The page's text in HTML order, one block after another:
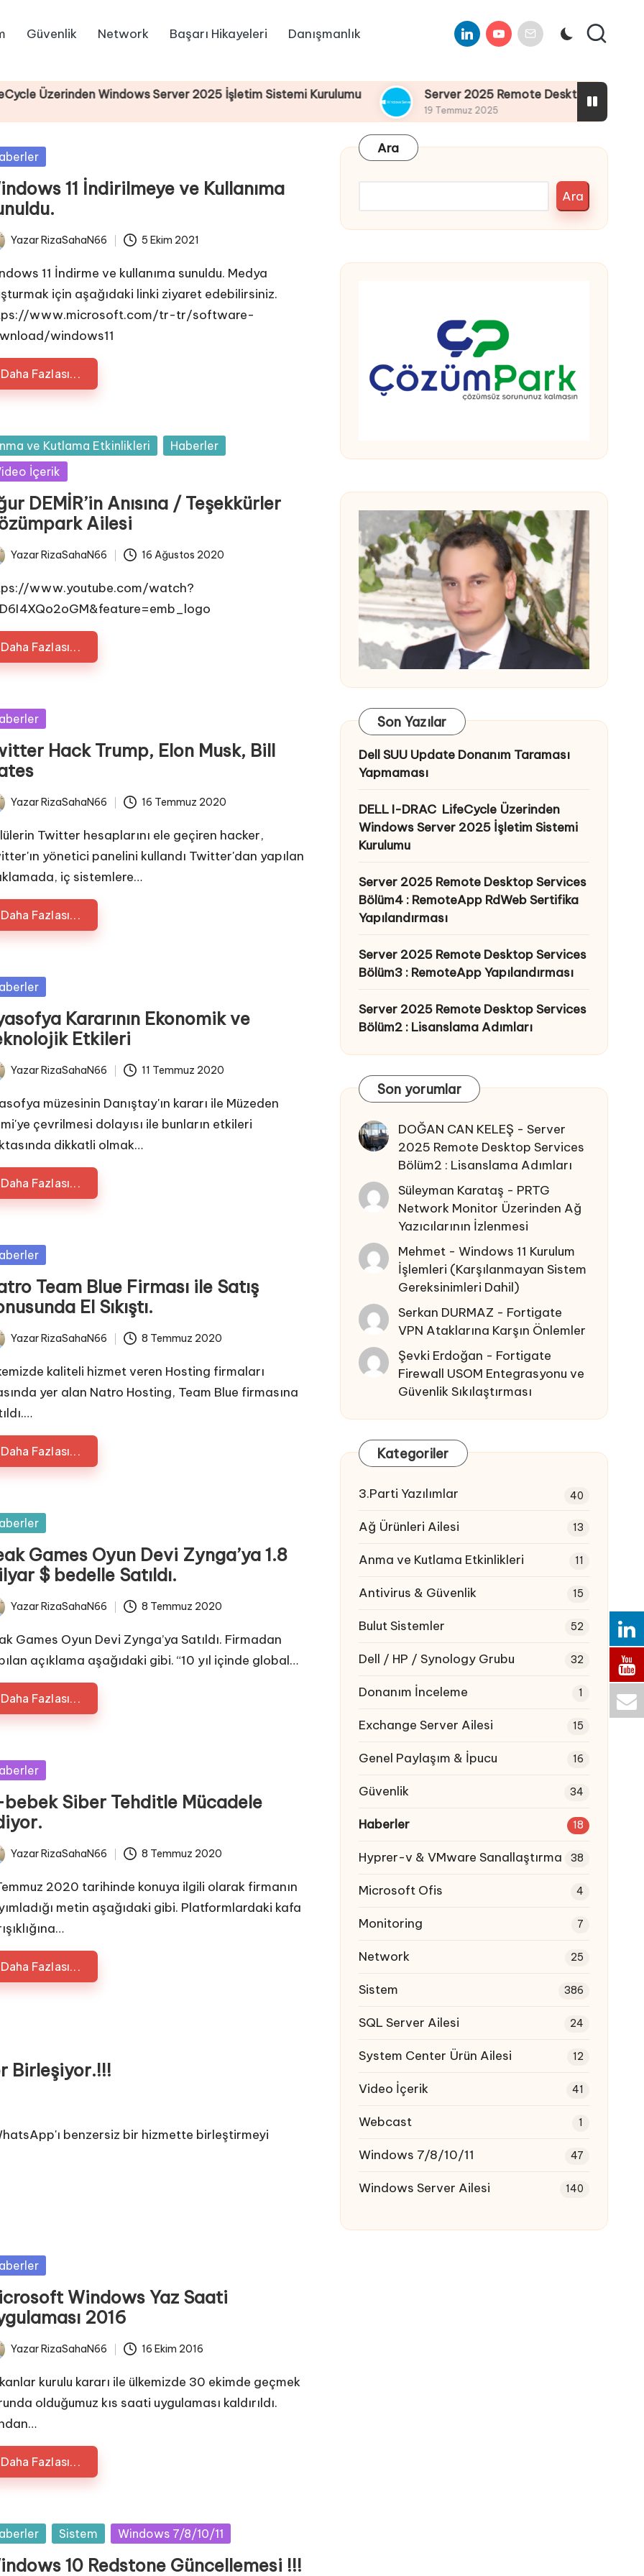
Güvenlik Network Başarı Hikayeleri Danışmanlık LinkedinYoutube
E-
Mail
Windows Server 2025 İşletim Sistemi Kurulumu Server 2025 Remote Desktop Services Bölüm4
19 Temmuz 2025
11 İndirilmeye ve Kullanıma
Yazar RizaSahaN66 5 Ekim 2021
11 İndirme ve kullanıma sunuldu. Medya
için aşağıdaki linki ziyaret edebilirsiniz.
www.microsoft.com/tr-tr/software-
windows11
Daha Fazlası...
ve Kutlama Etkinlikleri
Haberler
İçerik
DEMİR’in Anısına / Teşekkürler
Ailesi
Yazar RizaSahaN66 16 Ağustos 2020
www.youtube.com/watch?
Daha Fazlası...
Hack Trump, Elon Musk, Bill
Yazar RizaSahaN66 16 Temmuz 2020
Twitter hesaplarını ele geçiren hacker,
yönetici panelini kullandı Twitter'dan yapılan
iç sistemlere…
Daha Fazlası...
Kararının Ekonomik ve
Etkileri
Yazar RizaSahaN66 11 Temmuz 2020
müzesinin Danıştay'ın kararı ile Müzeden
çevrilmesi dolayısı ile bunların etkileri
dikkatli olmak…
Daha Fazlası...
Team Blue Firması ile Satış
El Sıkıştı.
Yazar RizaSahaN66 8 Temmuz 2020
kaliteli hizmet veren Hosting firmaları
yer alan Natro Hosting, Team Blue firmasına
Daha Fazlası...
Games Oyun Devi Zynga’ya 1.8
$ bedelle Satıldı.
Yazar RizaSahaN66 8 Temmuz 2020
Games Oyun Devi Zynga’ya Satıldı. Firmadan
açıklama aşağıdaki gibi. “10 yıl içinde global…
Daha Fazlası...
Siber Tehditle Mücadele
Yazar RizaSahaN66 8 Temmuz 2020
2020 tarihinde konuya ilgili olarak firmanın
metin aşağıdaki gibi. Platformlardaki kafa
Daha Fazlası...
Birleşiyor.!!!
benzersiz bir hizmette birleştirmeyi
Windows Yaz Saati
2016
Yazar RizaSahaN66 16 Ekim 2016
kurulu kararı ile ülkemizde 30 ekimde geçmek
olduğumuz kıs saati uygulaması kaldırıldı.
Daha Fazlası...
Sistem Windows 7/8/10/11
10 Redstone Güncellemesi !!!
Ara
Ara
Son Yazılar
Dell SUU Update Donanım Taraması
Yapmaması
DELL I-DRAC LifeCycle Üzerinden
Windows Server 2025 İşletim Sistemi
Kurulumu
Server 2025 Remote Desktop Services
Bölüm4 : RemoteApp RdWeb Sertifika
Yapılandırması
Server 2025 Remote Desktop Services
Bölüm3 : RemoteApp Yapılandırması
Server 2025 Remote Desktop Services
Bölüm2 : Lisanslama Adımları
Son yorumlar
DOĞAN CAN KELEŞ -Server
2025 Remote Desktop Services
Bölüm2 : Lisanslama Adımları
Süleyman Karataş - PRTG
Network Monitor Üzerinden Ağ
Yazıcılarının İzlenmesi
Mehmet -Windows 11 Kurulum
İşlemleri (Karşılanmayan Sistem
Gereksinimleri Dahil)
Serkan DURMAZ - Fortigate
VPN Ataklarına Karşın Önlemler
Şevki Erdoğan - Fortigate
Firewall USOM Entegrasyonu ve
Güvenlik Sıkılaştırması
Kategoriler
3.Parti Yazılımlar 40
Ağ Ürünleri Ailesi 13
Anma ve Kutlama Etkinlikleri 11
Antivirus & Güvenlik 15
Bulut Sistemler 52
Dell / HP / Synology Grubu 32
Donanım İnceleme 1
Exchange Server Ailesi 15
Genel Paylaşım & İpucu 16
Güvenlik 34
Haberler 18
Hyprer-v & VMware Sanallaştırma 38
Microsoft Ofis 4
Monitoring 7
Network 25
Sistem 386
SQL Server Ailesi 24
System Center Ürün Ailesi 12
Video İçerik 41
Webcast 1
Windows 7/8/10/11 47
Windows Server Ailesi 140